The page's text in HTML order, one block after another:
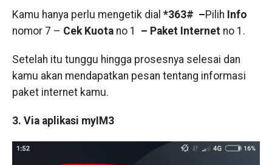
Kamu hanya perlu mengetik dial *363# –Pilih Info
nomor 7 – Cek Kuotano 1 – Paket Internet no 1.
Setelah itu tunggu hingga prosesnya selesai dan
kamu akan mendapatkan pesan tentang informasi
paket internet kamu.
3. Via aplikasi myIM3